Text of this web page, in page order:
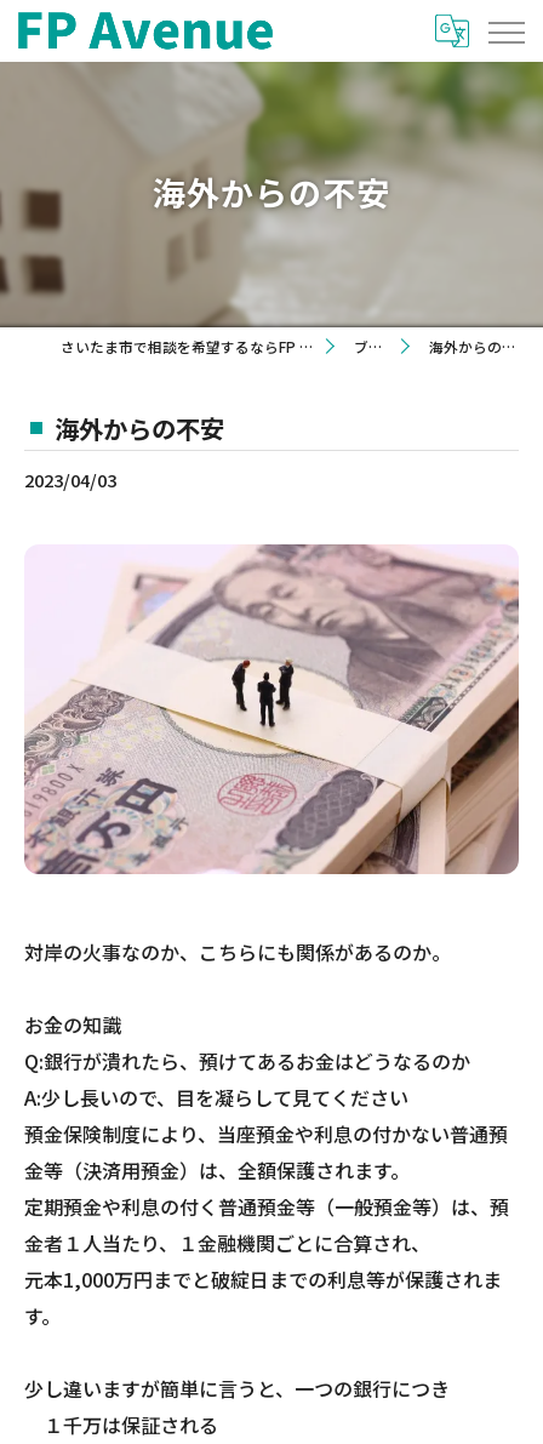
海外からの不安
さいたま市で相談を希望するならFP Avenue ブログ 海外からの不安
海外からの不安
2023/04/03
対岸の火事なのか、こちらにも関係があるのか。
お金の知識
Q:銀行が潰れたら、預けてあるお金はどうなるのか
A:少し長いので、目を凝らして見てください
預金保険制度により、当座預金や利息の付かない普通預
金等（決済用預金）は、全額保護されます。
定期預金や利息の付く普通預金等（一般預金等）は、預
金者１人当たり、１金融機関ごとに合算され、
元本1,000万円までと破綻日までの利息等が保護されま
す。
少し違いますが簡単に言うと、一つの銀行につき
１千万は保証される